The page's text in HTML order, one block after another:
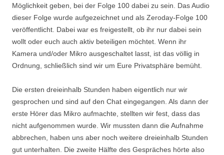
Möglichkeit geben, bei der Folge 100 dabei zu sein. Das Audio
dieser Folge wurde aufgezeichnet und als Zeroday-Folge 100
veröffentlicht. Dabei war es freigestellt, ob ihr nur dabei sein
wollt oder euch auch aktiv beteiligen möchtet. Wenn ihr
Kamera und/oder Mikro ausgeschaltet lasst, ist das völlig in
Ordnung, schließlich sind wir um Eure Privatsphäre bemüht.
Die ersten dreieinhalb Stunden haben eigentlich nur wir
gesprochen und sind auf den Chat eingegangen. Als dann der
erste Hörer das Mikro aufmachte, stellten wir fest, dass das
nicht aufgenommen wurde. Wir mussten dann die Aufnahme
abbrechen, haben uns aber noch weitere dreieinhalb Stunden
gut unterhalten. Die zweite Hälfte des Gespräches hörte also